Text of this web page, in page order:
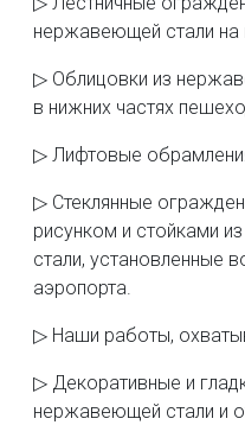
нержавеющей стали на
▷ Облицовки из
в нижних частях
▷ Лифтовые
▷ Стеклянные
рисунком и стойками
стали, установленные
аэропорта.
▷ Наши работы,
▷ Декоративные и
нержавеющей стали и